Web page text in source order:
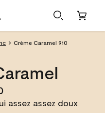
Crème Caramel 910
assez assez doux